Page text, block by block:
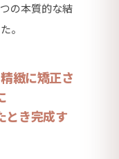
の本質的な結
。
緻に矯正さ
とき完成す